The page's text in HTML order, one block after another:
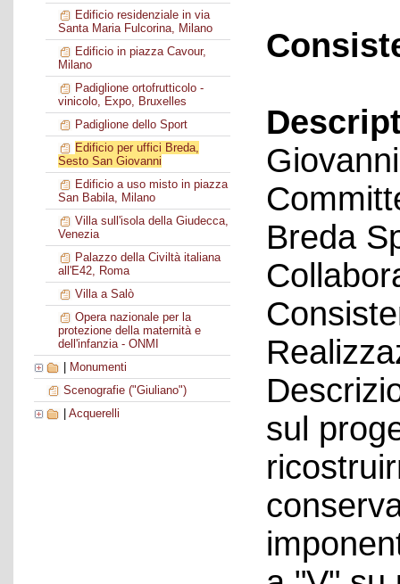
Edificio residenziale in via
Santa Maria Fulcorina, Milano
Edificio in piazza Cavour,
Milano
Padiglione ortofrutticolo -
vinicolo, Expo, Bruxelles
Padiglione dello Sport
Edificio per uffici Breda,
Sesto San Giovanni
Edificio a uso misto in piazza
San Babila, Milano
Villa sull'isola della Giudecca,
Venezia
Palazzo della Civiltà italiana
all'E42, Roma
Villa a Salò
Opera nazionale per la
protezione della maternità e
dell'infanzia - ONMI
Monumenti
Scenografie ("Giuliano")
Acquerelli
Breda
sul